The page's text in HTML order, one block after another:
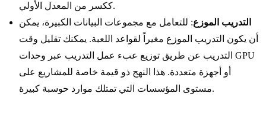
ككسر من المعدل الأولي.
التدريب الموزع: للتعامل مع مجموعات البيانات الكبيرة، يمكن
أن يكون التدريب الموزع مغيراً لقواعد اللعبة. يمكنك تقليل وقت
التدريب عن طريق توزيع عبء عمل التدريب عبر وحدات GPU
أو أجهزة متعددة. هذا النهج ذو قيمة خاصة للمشاريع على
مستوى المؤسسات التي تمتلك موارد حوسبة كبيرة.